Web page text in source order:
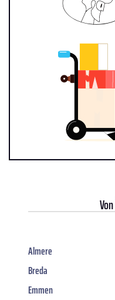
Von
Almere
Breda
Emmen